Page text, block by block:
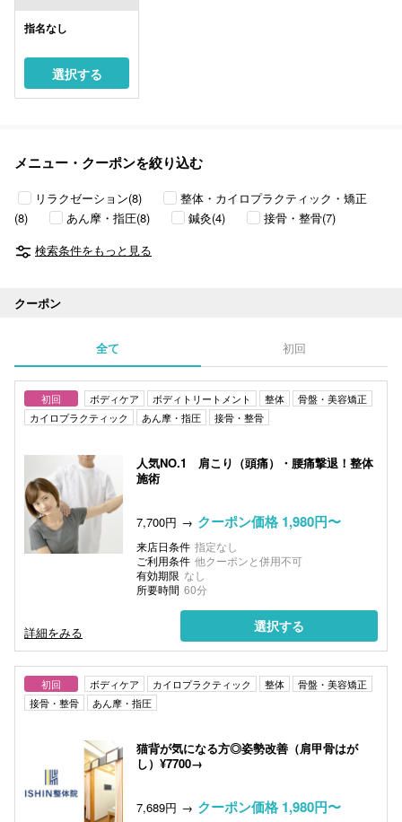
指名なし
選択する
メニュー・クーポンを絞り込む
リラクゼーション(8)
整体・カイロプラクティック・矯正
(8)
あん摩・指圧(8) 鍼灸(4)
接骨・整骨(7)
検索条件をもっと見る
クーポン
全て 初回
初回 ボディケア ボディトリートメント 整体
骨盤・美容矯正
カイロプラクティック
あん摩・指圧 接骨・整骨
人気NO.1 肩こり（頭痛）・腰痛撃退！整体
施術
7,700円 クーポン価格 1,980円〜
来店日条件 指定なし
ご利用条件 他クーポンと併用不可
有効期限 なし
所要時間 60分
詳細をみる 選択する
初回 ボディケア カイロプラクティック 整体
骨盤・美容矯正
接骨・整骨
あん摩・指圧
猫背が気になる方◎姿勢改善（肩甲骨はが
し）¥7700→
7,689円 クーポン価格 1,980円〜